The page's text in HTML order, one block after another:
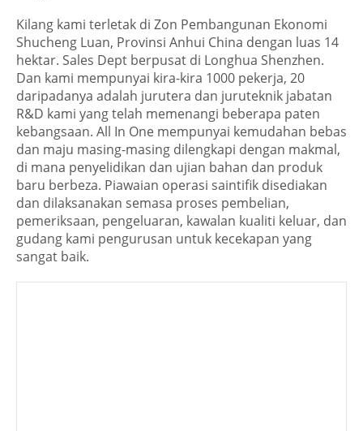
Kilang kami terletak di Zon Pembangunan Ekonomi
Shucheng Luan, Provinsi Anhui China dengan luas 14
hektar. Sales Dept berpusat di Longhua Shenzhen.
Dan kami mempunyai kira-kira 1000 pekerja, 20
daripadanya adalah jurutera dan juruteknik jabatan
R&D kami yang telah memenangi beberapa paten
kebangsaan. All In One mempunyai kemudahan bebas
dan maju masing-masing dilengkapi dengan makmal,
di mana penyelidikan dan ujian bahan dan produk
baru berbeza. Piawaian operasi saintifik disediakan
dan dilaksanakan semasa proses pembelian,
pemeriksaan, pengeluaran, kawalan kualiti keluar, dan
gudang kami pengurusan untuk kecekapan yang
sangat baik.